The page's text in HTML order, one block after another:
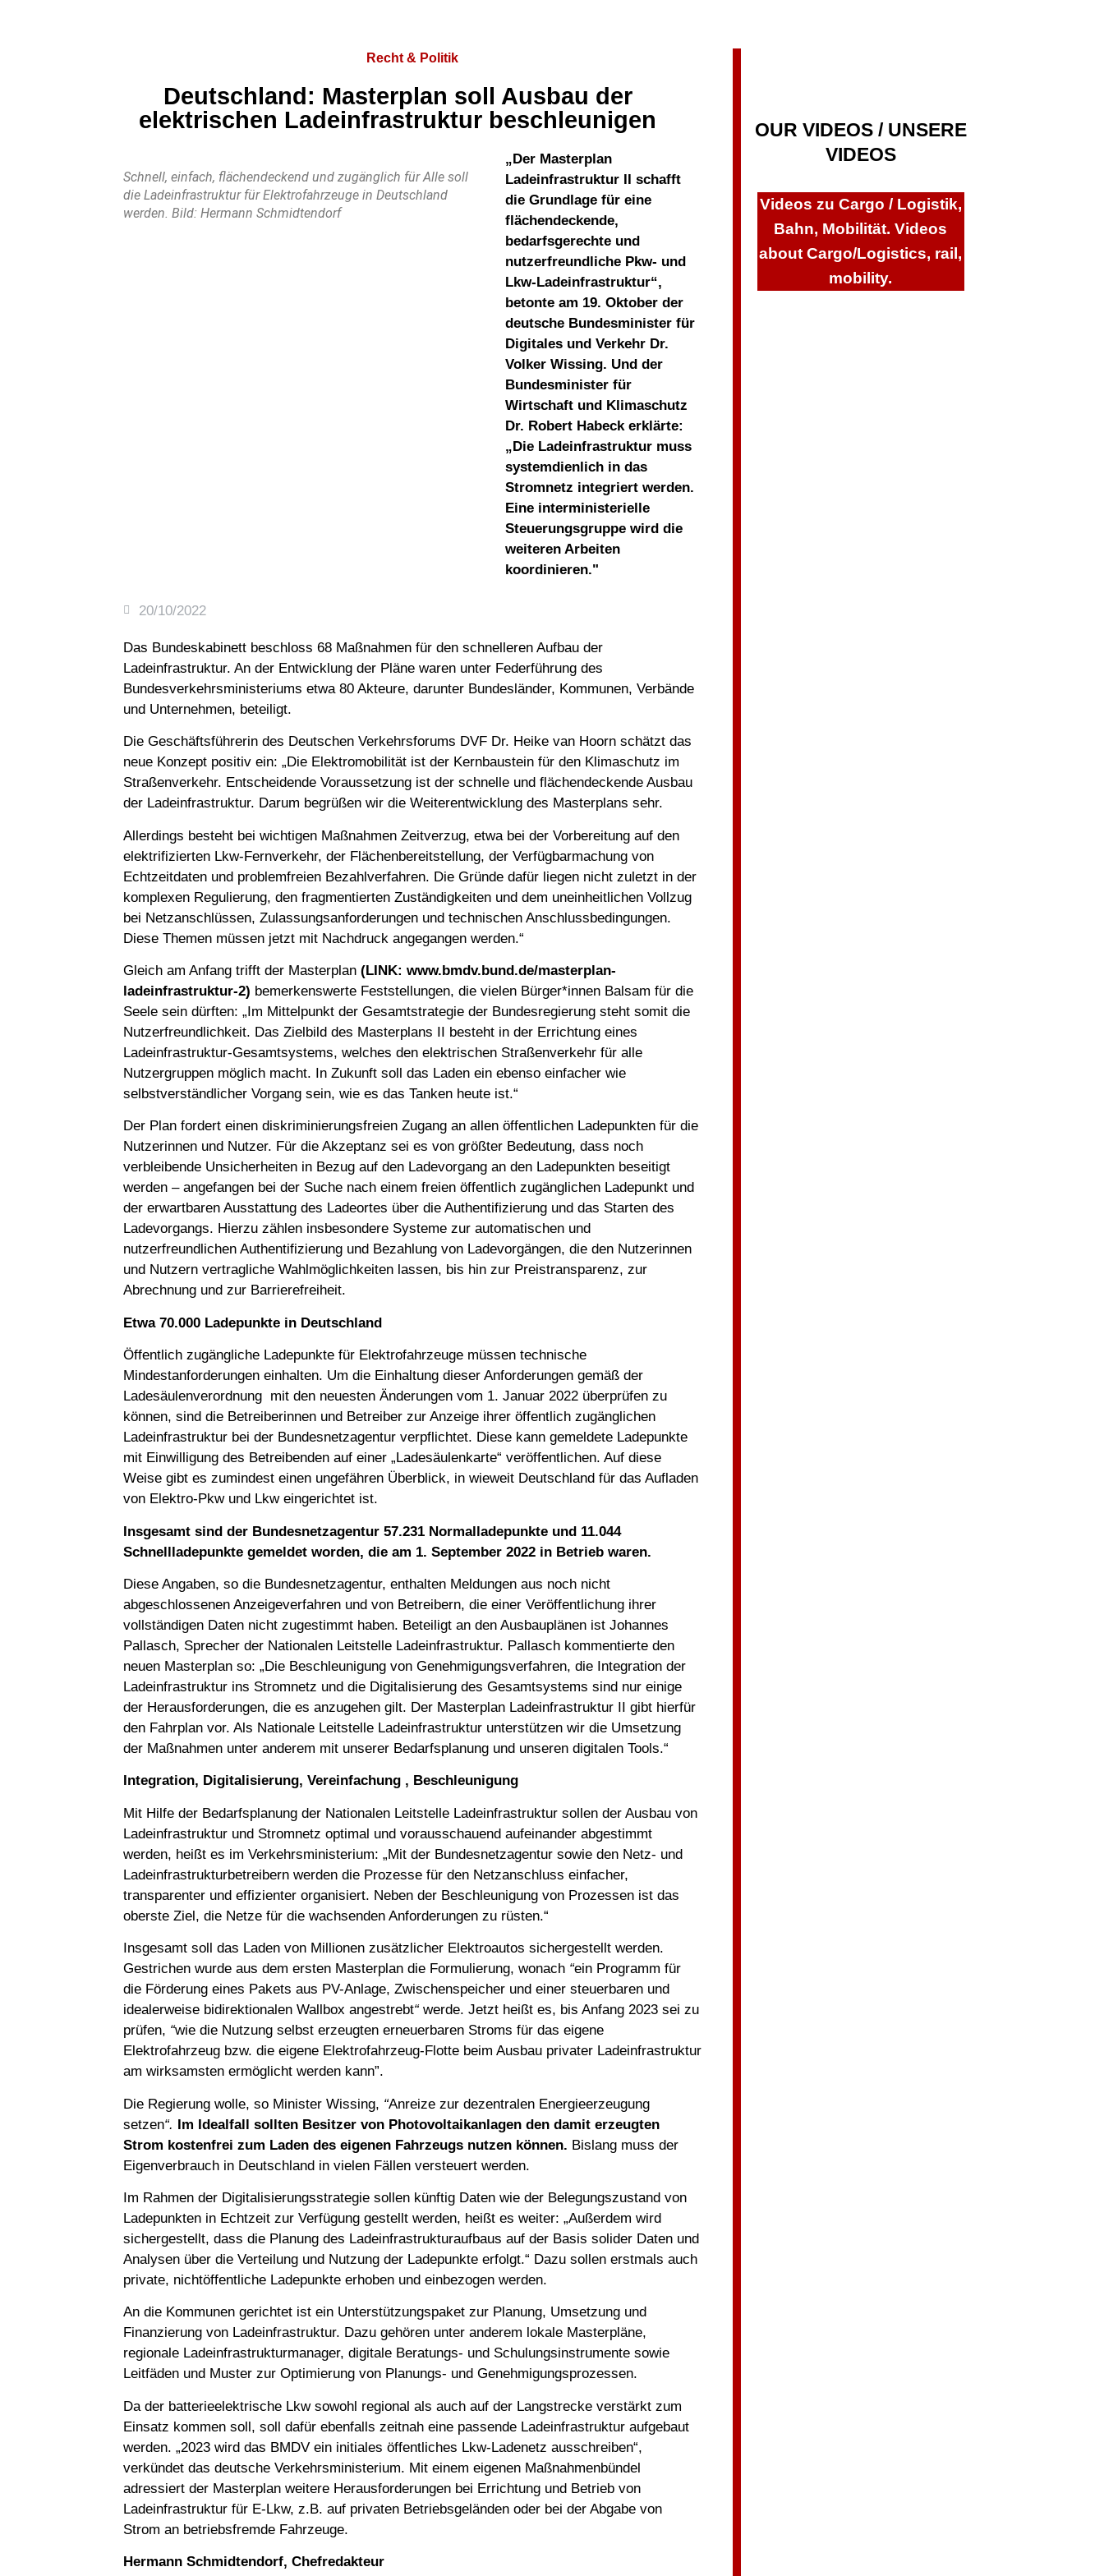
Recht & Politik
Deutschland: Masterplan soll Ausbau der
elektrischen Ladeinfrastruktur beschleunigen
Schnell, einfach, flächendeckend und zugänglich für Alle soll
die Ladeinfrastruktur für Elektrofahrzeuge in Deutschland
werden. Bild: Hermann Schmidtendorf
„Der Masterplan
Ladeinfrastruktur II schafft
die Grundlage für eine
flächendeckende,
bedarfsgerechte und
nutzerfreundliche Pkw- und
Lkw-Ladeinfrastruktur“,
betonte am 19. Oktober der
deutsche Bundesminister für
Digitales und Verkehr Dr.
Volker Wissing. Und der
Bundesminister für
Wirtschaft und Klimaschutz
Dr. Robert Habeck erklärte:
„Die Ladeinfrastruktur muss
systemdienlich in das
Stromnetz integriert werden.
Eine interministerielle
Steuerungsgruppe wird die
weiteren Arbeiten
koordinieren."
20/10/2022
Das Bundeskabinett beschloss 68 Maßnahmen für den schnelleren Aufbau der
Ladeinfrastruktur. An der Entwicklung der Pläne waren unter Federführung des
Bundesverkehrsministeriums etwa 80 Akteure, darunter Bundesländer, Kommunen, Verbände
und Unternehmen, beteiligt.
Die Geschäftsführerin des Deutschen Verkehrsforums DVF Dr. Heike van Hoorn schätzt das
neue Konzept positiv ein: „Die Elektromobilität ist der Kernbaustein für den Klimaschutz im
Straßenverkehr. Entscheidende Voraussetzung ist der schnelle und flächendeckende Ausbau
der Ladeinfrastruktur. Darum begrüßen wir die Weiterentwicklung des Masterplans sehr.
Allerdings besteht bei wichtigen Maßnahmen Zeitverzug, etwa bei der Vorbereitung auf den
elektrifizierten Lkw-Fernverkehr, der Flächenbereitstellung, der Verfügbarmachung von
Echtzeitdaten und problemfreien Bezahlverfahren. Die Gründe dafür liegen nicht zuletzt in der
komplexen Regulierung, den fragmentierten Zuständigkeiten und dem uneinheitlichen Vollzug
bei Netzanschlüssen, Zulassungsanforderungen und technischen Anschlussbedingungen.
Diese Themen müssen jetzt mit Nachdruck angegangen werden.“
Gleich am Anfang trifft der Masterplan (LINK: www.bmdv.bund.de/masterplan-
ladeinfrastruktur-2) bemerkenswerte Feststellungen, die vielen Bürger*innen Balsam für die
Seele sein dürften: „Im Mittelpunkt der Gesamtstrategie der Bundesregierung steht somit die
Nutzerfreundlichkeit. Das Zielbild des Masterplans II besteht in der Errichtung eines
Ladeinfrastruktur-Gesamtsystems, welches den elektrischen Straßenverkehr für alle
Nutzergruppen möglich macht. In Zukunft soll das Laden ein ebenso einfacher wie
selbstverständlicher Vorgang sein, wie es das Tanken heute ist.“
Der Plan fordert einen diskriminierungsfreien Zugang an allen öffentlichen Ladepunkten für die
Nutzerinnen und Nutzer. Für die Akzeptanz sei es von größter Bedeutung, dass noch
verbleibende Unsicherheiten in Bezug auf den Ladevorgang an den Ladepunkten beseitigt
werden – angefangen bei der Suche nach einem freien öffentlich zugänglichen Ladepunkt und
der erwartbaren Ausstattung des Ladeortes über die Authentifizierung und das Starten des
Ladevorgangs. Hierzu zählen insbesondere Systeme zur automatischen und
nutzerfreundlichen Authentifizierung und Bezahlung von Ladevorgängen, die den Nutzerinnen
und Nutzern vertragliche Wahlmöglichkeiten lassen, bis hin zur Preistransparenz, zur
Abrechnung und zur Barrierefreiheit.
Etwa 70.000 Ladepunkte in Deutschland
Öffentlich zugängliche Ladepunkte für Elektrofahrzeuge müssen technische
Mindestanforderungen einhalten. Um die Einhaltung dieser Anforderungen gemäß der
Ladesäulenverordnung mit den neuesten Änderungen vom 1. Januar 2022 überprüfen zu
können, sind die Betreiberinnen und Betreiber zur Anzeige ihrer öffentlich zugänglichen
Ladeinfrastruktur bei der Bundesnetzagentur verpflichtet. Diese kann gemeldete Ladepunkte
mit Einwilligung des Betreibenden auf einer „Ladesäulenkarte“ veröffentlichen. Auf diese
Weise gibt es zumindest einen ungefähren Überblick, in wieweit Deutschland für das Aufladen
von Elektro-Pkw und Lkw eingerichtet ist.
Insgesamt sind der Bundesnetzagentur 57.231 Normalladepunkte und 11.044
Schnellladepunkte gemeldet worden, die am 1. September 2022 in Betrieb waren.
Diese Angaben, so die Bundesnetzagentur, enthalten Meldungen aus noch nicht
abgeschlossenen Anzeigeverfahren und von Betreibern, die einer Veröffentlichung ihrer
vollständigen Daten nicht zugestimmt haben. Beteiligt an den Ausbauplänen ist Johannes
Pallasch, Sprecher der Nationalen Leitstelle Ladeinfrastruktur. Pallasch kommentierte den
neuen Masterplan so: „Die Beschleunigung von Genehmigungsverfahren, die Integration der
Ladeinfrastruktur ins Stromnetz und die Digitalisierung des Gesamtsystems sind nur einige
der Herausforderungen, die es anzugehen gilt. Der Masterplan Ladeinfrastruktur II gibt hierfür
den Fahrplan vor. Als Nationale Leitstelle Ladeinfrastruktur unterstützen wir die Umsetzung
der Maßnahmen unter anderem mit unserer Bedarfsplanung und unseren digitalen Tools.“
Integration, Digitalisierung, Vereinfachung , Beschleunigung
Mit Hilfe der Bedarfsplanung der Nationalen Leitstelle Ladeinfrastruktur sollen der Ausbau von
Ladeinfrastruktur und Stromnetz optimal und vorausschauend aufeinander abgestimmt
werden, heißt es im Verkehrsministerium: „Mit der Bundesnetzagentur sowie den Netz- und
Ladeinfrastrukturbetreibern werden die Prozesse für den Netzanschluss einfacher,
transparenter und effizienter organisiert. Neben der Beschleunigung von Prozessen ist das
oberste Ziel, die Netze für die wachsenden Anforderungen zu rüsten.“
Insgesamt soll das Laden von Millionen zusätzlicher Elektroautos sichergestellt werden.
Gestrichen wurde aus dem ersten Masterplan die Formulierung, wonach “ein Programm für
die Förderung eines Pakets aus PV-Anlage, Zwischenspeicher und einer steuerbaren und
idealerweise bidirektionalen Wallbox angestrebt“werde. Jetzt heißt es, bis Anfang 2023 sei zu
prüfen, “wie die Nutzung selbst erzeugten erneuerbaren Stroms für das eigene
Elektrofahrzeug bzw. die eigene Elektrofahrzeug-Flotte beim Ausbau privater Ladeinfrastruktur
am wirksamsten ermöglicht werden kann”.
Die Regierung wolle, so Minister Wissing, “Anreize zur dezentralen Energieerzeugung
setzen“. Im Idealfall sollten Besitzer von Photovoltaikanlagen den damit erzeugten
Strom kostenfrei zum Laden des eigenen Fahrzeugs nutzen können. Bislang muss der
Eigenverbrauch in Deutschland in vielen Fällen versteuert werden.
Im Rahmen der Digitalisierungsstrategie sollen künftig Daten wie der Belegungszustand von
Ladepunkten in Echtzeit zur Verfügung gestellt werden, heißt es weiter: „Außerdem wird
sichergestellt, dass die Planung des Ladeinfrastrukturaufbaus auf der Basis solider Daten und
Analysen über die Verteilung und Nutzung der Ladepunkte erfolgt.“ Dazu sollen erstmals auch
private, nichtöffentliche Ladepunkte erhoben und einbezogen werden.
An die Kommunen gerichtet ist ein Unterstützungspaket zur Planung, Umsetzung und
Finanzierung von Ladeinfrastruktur. Dazu gehören unter anderem lokale Masterpläne,
regionale Ladeinfrastrukturmanager, digitale Beratungs- und Schulungsinstrumente sowie
Leitfäden und Muster zur Optimierung von Planungs- und Genehmigungsprozessen.
Da der batterieelektrische Lkw sowohl regional als auch auf der Langstrecke verstärkt zum
Einsatz kommen soll, soll dafür ebenfalls zeitnah eine passende Ladeinfrastruktur aufgebaut
werden. „2023 wird das BMDV ein initiales öffentliches Lkw-Ladenetz ausschreiben“,
verkündet das deutsche Verkehrsministerium. Mit einem eigenen Maßnahmenbündel
adressiert der Masterplan weitere Herausforderungen bei Errichtung und Betrieb von
Ladeinfrastruktur für E-Lkw, z.B. auf privaten Betriebsgeländen oder bei der Abgabe von
Strom an betriebsfremde Fahrzeuge.
Hermann Schmidtendorf, Chefredakteur
OUR VIDEOS / UNSERE
VIDEOS
Videos zu Cargo / Logistik,
Bahn, Mobilität. Videos
about Cargo/Logistics, rail,
mobility.